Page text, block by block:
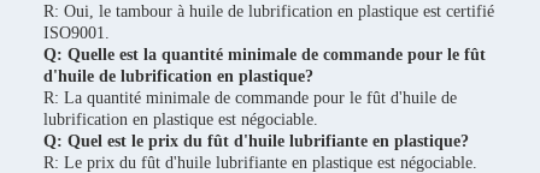
R: Oui, le tambour à huile de lubrification en plastique est certifié
ISO9001.
Q: Quelle est la quantité minimale de commande pour le fût
d'huile de lubrification en plastique?
R: La quantité minimale de commande pour le fût d'huile de
lubrification en plastique est négociable.
Q: Quel est le prix du fût d'huile lubrifiante en plastique?
R: Le prix du fût d'huile lubrifiante en plastique est négociable.